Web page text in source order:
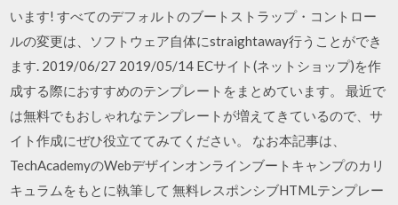
います! すべてのデフォルトのブートストラップ・コントロー
ルの変更は、ソフトウェア自体にstraightaway行うことができ
ます. 2019/06/27 2019/05/14 ECサイト(ネットショップ)を作
成する際におすすめのテンプレートをまとめています。 最近で
は無料でもおしゃれなテンプレートが増えてきているので、サ
イト作成にぜひ役立ててみてください。 なお本記事は、
TechAcademyのWebデザインオンラインブートキャンプのカリ
キュラムをもとに執筆して 無料レスポンシブHTMLテンプレー